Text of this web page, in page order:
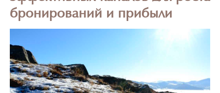
бронирований и прибыли